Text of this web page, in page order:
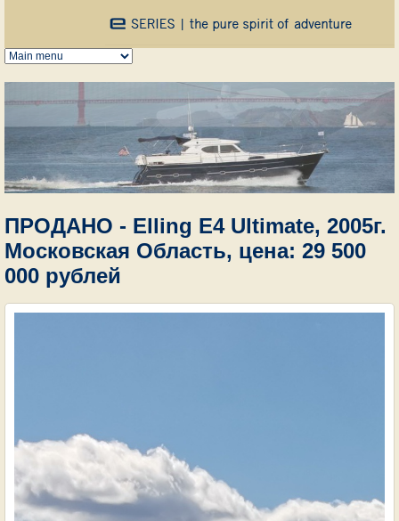
ПРОДАНО - Elling E4 Ultimate, 2005г.
Московская Область, цена: 29 500
000 рублей